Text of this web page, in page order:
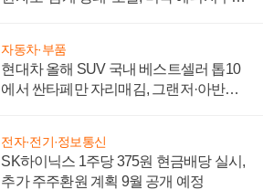
자동차·부품
현대차 올해 SUV 국내 베스트셀러 톱10
에서 싼타페만 자리매김, 그랜저·아반떼
전자·전기·정보통신
SK하이닉스 1주당 375원 현금배당 실시,
추가 주주환원 계획 9월 공개 예정